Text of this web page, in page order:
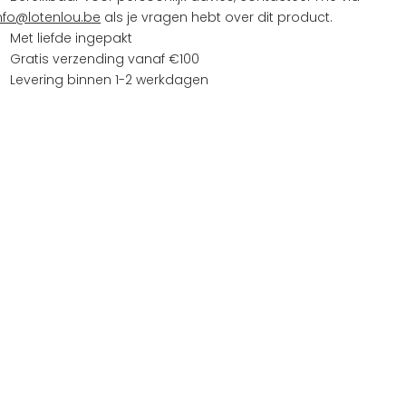
als je vragen hebt over dit product.
Met liefde ingepakt
Gratis verzending vanaf €100
Levering binnen 1-2 werkdagen